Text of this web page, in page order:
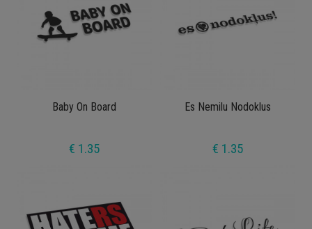
Baby On Board
€ 1.35
Es Nemilu Nodoklus
€ 1.35